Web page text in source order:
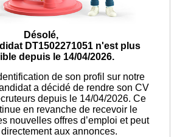
Désolé,
DT1502271051 n'est plus
depuis le 14/04/2026.
de son profil sur notre
a décidé de rendre son CV
depuis le 14/04/2026. Ce
en revanche de recevoir le
nouvelles offres d’emploi et peut
aux annonces.